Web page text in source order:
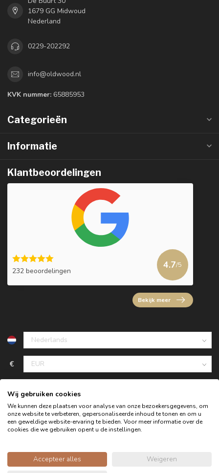
1679 GG Midwoud
Nederland
0229-202292
info@oldwood.nl
KVK nummer: 65885953
Categorieën
Informatie
Klantbeoordelingen
232 beoordelingen
4.7/5
Bekijk meer
€
Wij gebruiken cookies
We kunnen deze plaatsen voor analyse van onze bezoekersgegevens, om
onze website te verbeteren, gepersonaliseerde inhoud te tonen en om u
een geweldige website-ervaring te bieden. Voor meer informatie over de
cookies die we gebruiken opent u de instellingen.
Accepteer alles Weigeren